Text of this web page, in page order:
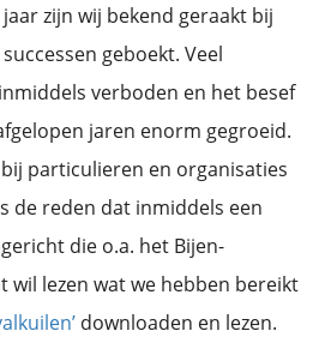
zijn wij bekend geraakt bij
geboekt. Veel
verboden en het besef
jaren enorm gegroeid.
particulieren en organisaties
de reden dat inmiddels een
die o.a. het Bijen-
lezen wat we hebben bereikt
downloaden en lezen.